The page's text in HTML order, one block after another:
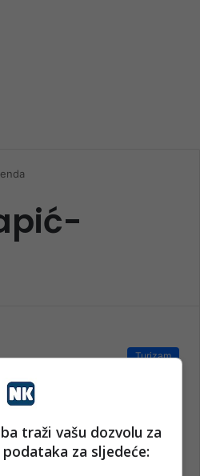
Turizam
planinu?
samopouzdanja, ali moramo biti
svoje karakteristike, čak i
traži vašu dozvolu za
za sljedeće: